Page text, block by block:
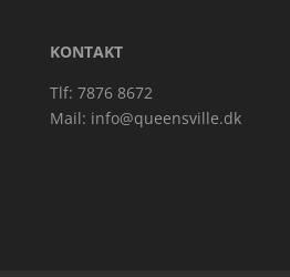
KONTAKT
Tlf: 7876 8672
Mail: info@queensville.dk